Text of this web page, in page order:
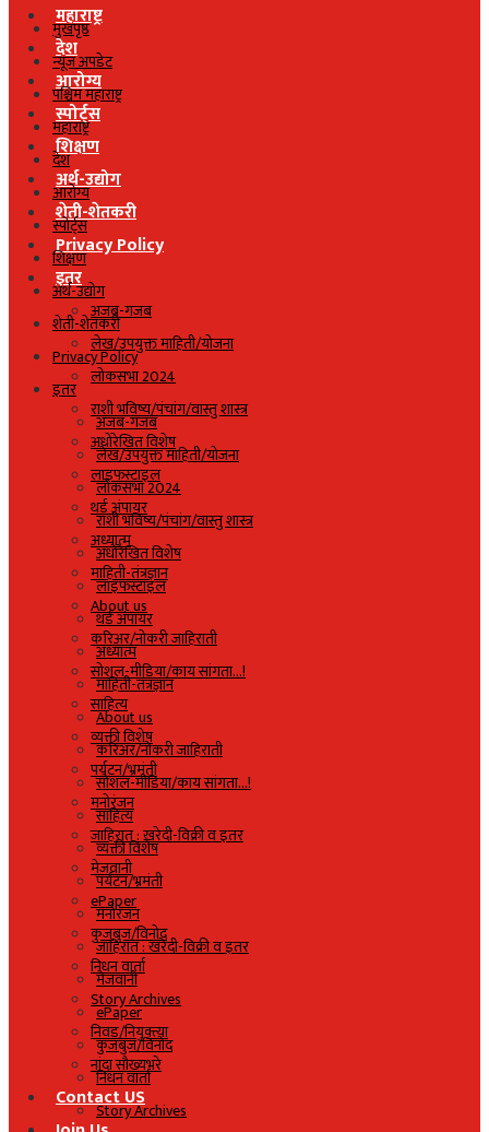
महाराष्ट्र
देश
आरोग्य
स्पोर्ट्स
शिक्षण
अर्थ-उद्योग
शेती-शेतकरी
Privacy Policy
इतर
अजब-गजब
लेख/उपयुक्त माहिती/योजना
लोकसभा 2024
राशी भविष्य/पंचांग/वास्तु शास्त्र
अधोरेखित विशेष
लाइफस्टाइल
थर्ड अंपायर
अध्यात्म
माहिती-तंत्रज्ञान
About us
करिअर/नोकरी जाहिराती
सोशल-मीडिया/काय सांगता…!
साहित्य
व्यक्ती विशेष
पर्यटन/भ्रमंती
मनोरंजन
जाहिरात : खरेदी-विक्री व इतर
मेजवानी
ePaper
कुजबुज/विनोद
निधन वार्ता
Story Archives
निवड/नियुक्त्या
नांदा सौख्यभरे
Contact US
मुखपृष्ठ
न्यूज अपडेट
पश्चिम महाराष्ट्र
महाराष्ट्र
देश
आरोग्य
स्पोर्ट्स
शिक्षण
अर्थ-उद्योग
शेती-शेतकरी
Privacy Policy
इतर
अजब-गजब
लेख/उपयुक्त माहिती/योजना
लोकसभा 2024
राशी भविष्य/पंचांग/वास्तु शास्त्र
अधोरेखित विशेष
लाइफस्टाइल
थर्ड अंपायर
अध्यात्म
माहिती-तंत्रज्ञान
About us
करिअर/नोकरी जाहिराती
सोशल-मीडिया/काय सांगता…!
साहित्य
व्यक्ती विशेष
पर्यटन/भ्रमंती
मनोरंजन
जाहिरात : खरेदी-विक्री व इतर
मेजवानी
ePaper
कुजबुज/विनोद
निधन वार्ता
Story Archives